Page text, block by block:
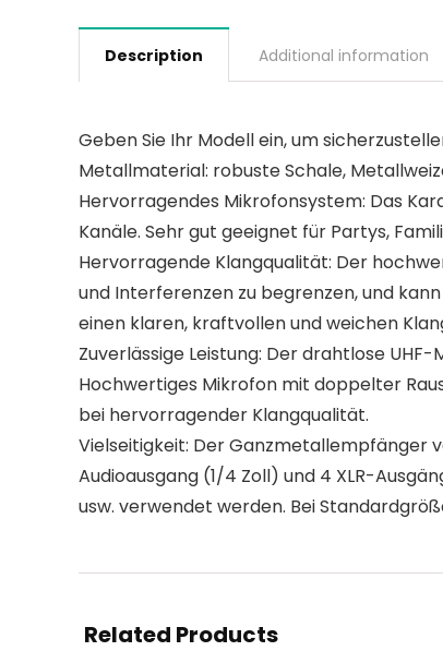
Description Additional information
Geben Sie Ihr Modell ein, um
Metallmaterial: robuste Schale,
Hervorragendes Mikrofonsystem: Das
Kanäle. Sehr gut geeignet für Partys,
Hervorragende Klangqualität: Der
und Interferenzen zu begrenzen, und
einen klaren, kraftvollen und weichen
Zuverlässige Leistung: Der drahtlose
Hochwertiges Mikrofon mit doppelter
bei hervorragender Klangqualität.
Vielseitigkeit: Der Ganzmetallempfänger
Audioausgang (1/4 Zoll) und 4 XLR-
usw. verwendet werden. Bei
Related Products